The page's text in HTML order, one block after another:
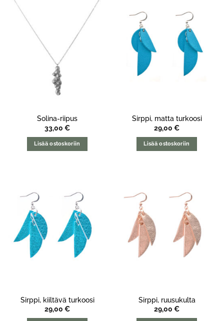
Solina-riipus
33,00 €
Lisää ostoskoriin
Sirppi, matta turkoosi
29,00 €
Lisää ostoskoriin
Sirppi, kiiltävä turkoosi
29,00 €
Sirppi, ruusukulta
29,00 €